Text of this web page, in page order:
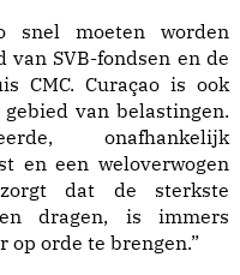
snel moeten worden
SVB-fondsen en de
CMC. Curaçao is ook
gebied van belastingen.
onafhankelijk
en een weloverwogen
dat de sterkste
dragen, is immers
op orde te brengen.”